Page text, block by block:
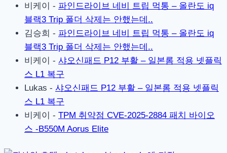
비케이 - 파인드라이브 네비 트립 먹통 – 올란도 iq
블랙3 Trip 폴더 삭제는 안했는데..
김승희 - 파인드라이브 네비 트립 먹통 – 올란도 iq
블랙3 Trip 폴더 삭제는 안했는데..
비케이 - 샤오신패드 P12 부활 – 일본롬 적용 넷플릭
스 L1 복구
Lukas - 샤오신패드 P12 부활 – 일본롬 적용 넷플릭
스 L1 복구
비케이 - TPM 취약점 CVE-2025-2884 패치 바이오
스 -B550M Aorus Elite